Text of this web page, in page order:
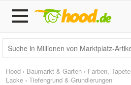
Hood › Baumarkt & Garten › Farben,
Lacke › Tiefengrund & Grundierungen